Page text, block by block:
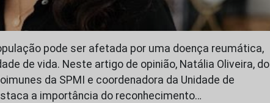
pode ser afetada por uma doença reumática,
de vida. Neste artigo de opinião, Natália Oliveira, do
da SPMI e coordenadora da Unidade de
a importância do reconhecimento…